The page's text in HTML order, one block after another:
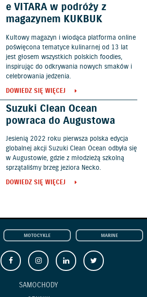
e VITARA w podróży z
magazynem KUKBUK
Kultowy magazyn i wiodąca platforma online
poświęcona tematyce kulinarnej od 13 lat
jest głosem wszystkich polskich foodies,
inspirując do odkrywania nowych smaków i
celebrowania jedzenia.
DOWIEDZ SIĘ WIĘCEJ
Suzuki Clean Ocean
powraca do Augustowa
Jesienią 2022 roku pierwsza polska edycja
globalnej akcji Suzuki Clean Ocean odbyła się
w Augustowie, gdzie z młodzieżą szkolną
sprzątaliśmy brzeg jeziora Necko.
DOWIEDZ SIĘ WIĘCEJ
MOTOCYKLE MARINE
SAMOCHODY